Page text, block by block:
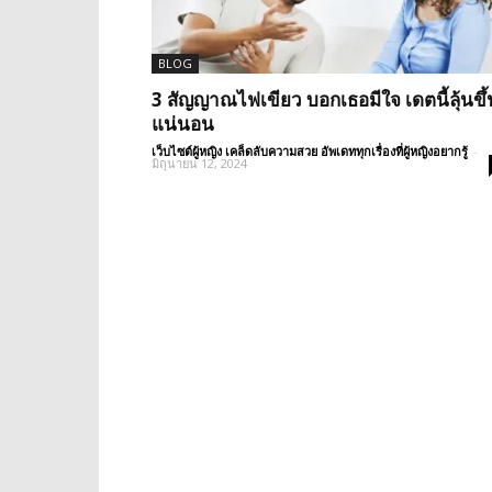
BLOG
3 สัญญาณไฟเขียว บอกเธอมีใจ เดตนี้ลุ้น
แน่นอน
เว็บไซต์ผู้หญิง เคล็ดลับความสวย อัพเดททุกเรื่องที่ผู้หญิงอยากรู้ -
มิถุนายน 12, 2024